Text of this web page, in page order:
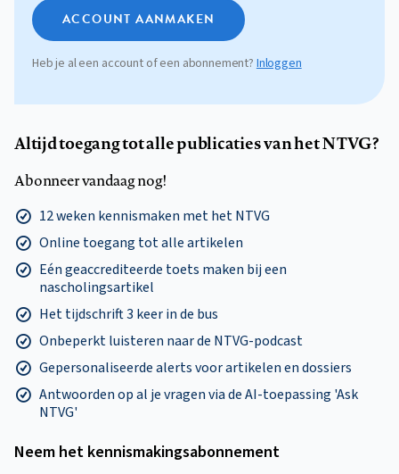
ACCOUNT AANMAKEN
Heb je al een account of een abonnement? Inloggen
Altijd toegang tot alle publicaties van het NTVG?
Abonneer vandaag nog!
12 weken kennismaken met het NTVG
Online toegang tot alle artikelen
Eén geaccrediteerde toets maken bij een
nascholingsartikel
Het tijdschrift 3 keer in de bus
Onbeperkt luisteren naar de NTVG-podcast
Gepersonaliseerde alerts voor artikelen en dossiers
Antwoorden op al je vragen via de AI-toepassing 'Ask
NTVG'
Neem het kennismakings­abonnement